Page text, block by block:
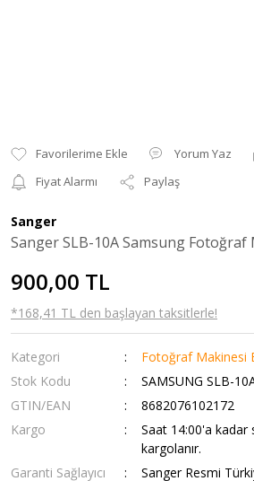
Yorum Yaz
Fiyat Alarmı
Paylaş
Sanger
Sanger SLB-10A Samsung
900,00 TL
*168,41 TL den başlayan taksitlerle!
Kategori Fotoğraf Makinesi
Stok Kodu
SAMSUNG SLB-
GTIN/EAN
8682076102172
Kargo
Saat 14:00'a kadar
kargolanır.
Garanti Sağlayıcı
Sanger Resmi